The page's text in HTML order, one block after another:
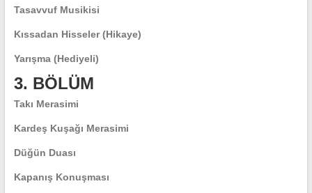
Tasavvuf Musikisi
Kıssadan Hisseler (Hikaye)
Yarışma (Hediyeli)
3. BÖLÜM
Takı Merasimi
Kardeş Kuşağı Merasimi
Düğün Duası
Kapanış Konuşması